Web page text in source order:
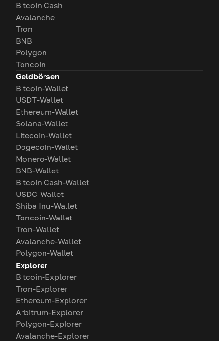
Bitcoin Cash
Avalanche
Tron
BNB
Polygon
Toncoin
Geldbörsen
Bitcoin-Wallet
USDT-Wallet
Ethereum-Wallet
Solana-Wallet
Litecoin-Wallet
Dogecoin-Wallet
Monero-Wallet
BNB-Wallet
Bitcoin Cash-Wallet
USDC-Wallet
Shiba Inu-Wallet
Toncoin-Wallet
Tron-Wallet
Avalanche-Wallet
Polygon-Wallet
Explorer
Bitcoin-Explorer
Tron-Explorer
Ethereum-Explorer
Arbitrum-Explorer
Polygon-Explorer
Avalanche-Explorer